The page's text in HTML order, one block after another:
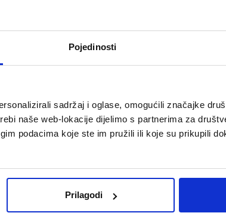
Pojedinosti
sadržaj i oglase, omogućili značajke
naše web-lokacije dijelimo s partnerima za
podacima koje ste im pružili ili koje su prikupili
Prilagodi